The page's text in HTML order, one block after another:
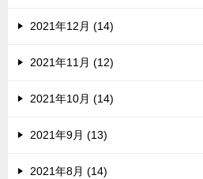
2021年12月 (14)
2021年11月 (12)
2021年10月 (14)
2021年9月 (13)
2021年8月 (14)